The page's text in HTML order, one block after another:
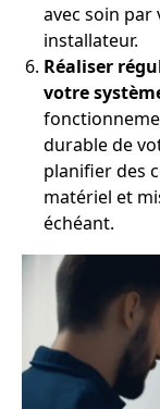
avec soin par
installateur.
Réaliser
votre
durable de
planifier des
matériel et
échéant.